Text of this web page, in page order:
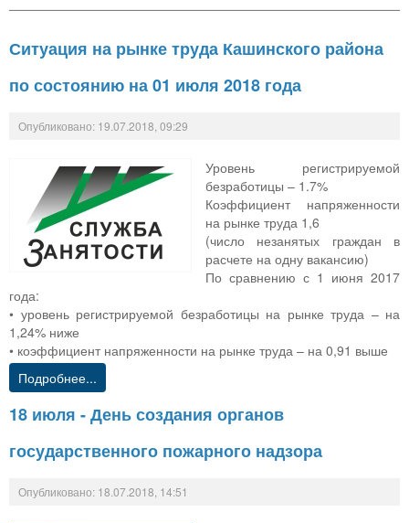
Ситуация на рынке труда Кашинского района
по состоянию на 01 июля 2018 года
Опубликовано: 19.07.2018, 09:29
Уровень регистрируемой
безработицы – 1.7%
Коэффициент напряженности
на рынке труда 1,6
(число незанятых граждан в
расчете на одну вакансию)
По сравнению с 1 июня 2017
года:
• уровень регистрируемой безработицы на рынке труда – на
1,24% ниже
• коэффициент напряженности на рынке труда – на 0,91 выше
Подробнее...
18 июля - День создания органов
государственного пожарного надзора
Опубликовано: 18.07.2018, 14:51